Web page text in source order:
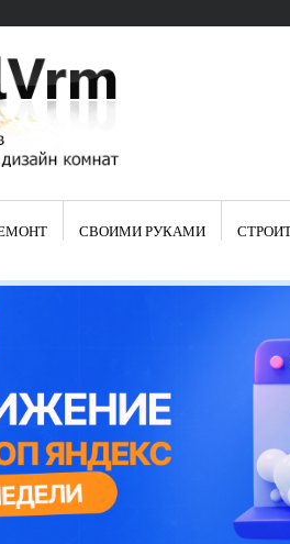
Свежие записи
Японские
Элитные кухни:
Элитная посуда
Шкаф-пенал для
Электропроводка
Что представляет
Школа ремонта
Черно-белая
Электрические
Фасады для
сотворят чудеса
Шьем шторы на
Чем отмыть жир
Цветовая гамма
СВОИМИ РУКАМИ